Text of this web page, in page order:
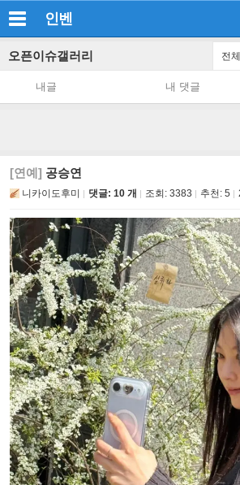
인벤
오픈이슈갤러리 전
내글 내 댓글
[연예] 공승연
니카이도후미 댓글: 10 개 조회: 3383 추천: 5